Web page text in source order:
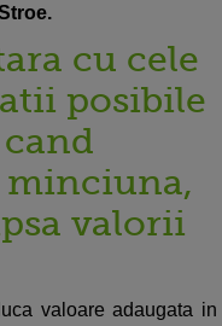
cu cele
posibile
minciuna,
valorii
valoare adaugata in